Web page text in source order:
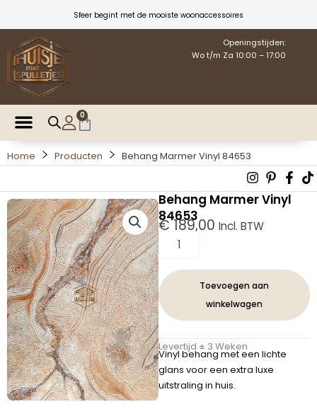
inhoud
Sfeer begint met de mooiste woonaccessoires
Openingstijden:
Wo t/m Za 10:00 – 17:00
0
Winkelwagen
Home Producten Behang Marmer Vinyl 84653
Instagram
p f
Behang Marmer Vinyl
84653
€189,00 Incl. BTW
Behang
Marmer
Vinyl
84653
aantal
Toevoegen aan
winkelwagen
Levertijd ± 3 Weken
Vinyl behang met een lichte
glans voor een extra luxe
uitstraling in huis.